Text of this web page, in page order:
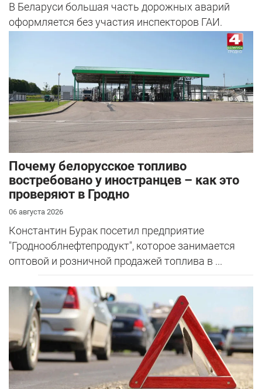
В Беларуси большая часть дорожных аварий
оформляется без участия инспекторов ГАИ.
Почему белорусское топливо
востребовано у иностранцев – как это
проверяют в Гродно
06 августа 2026
Константин Бурак посетил предприятие
"Гроднооблнефтепродукт", которое занимается
оптовой и розничной продажей топлива в ...